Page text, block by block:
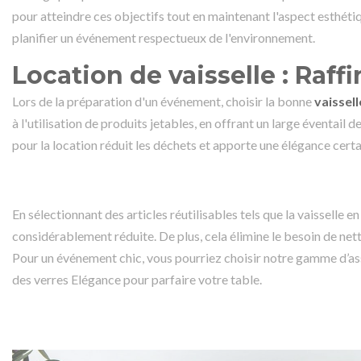
pour atteindre ces objectifs tout en maintenant l'aspect
planifier un événement respectueux de l'environnement.
Location de vaisselle :
Lors de la préparation d'un événement, choisir la bonne
à l'utilisation de produits jetables, en offrant un large éventail
pour la location réduit les déchets et apporte une élégance
En sélectionnant des articles réutilisables tels que la vaisselle
considérablement réduite. De plus, cela élimine le besoin de
Pour un événement chic, vous pourriez choisir notre gamme
des verres Elégance pour parfaire votre table.